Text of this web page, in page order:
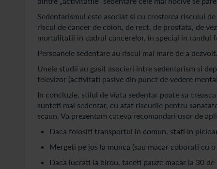
Sedentarismul este asociat si cu cresterea riscului
riscul de cancer de colon, de rect, de prostata, de
mortalitatii in cadrul cancerelor, in special in randul
Persoanele sedentare au riscul mai mare de a
Unele studii au gasit asocieri intre sedentarism si
televizor (activitati pasive din punct de vedere
In concluzie, stilul de viata sedentar poate sa
sunteti mai sedentar, cu atat riscurile pentru
scaun. Va prezentam cateva recomandari usor de
Daca folositi transportul in comun, stati in
Mergeti pe jos la munca (sau macar coborati cu
Daca lucrati la birou, faceti pauze macar la 30